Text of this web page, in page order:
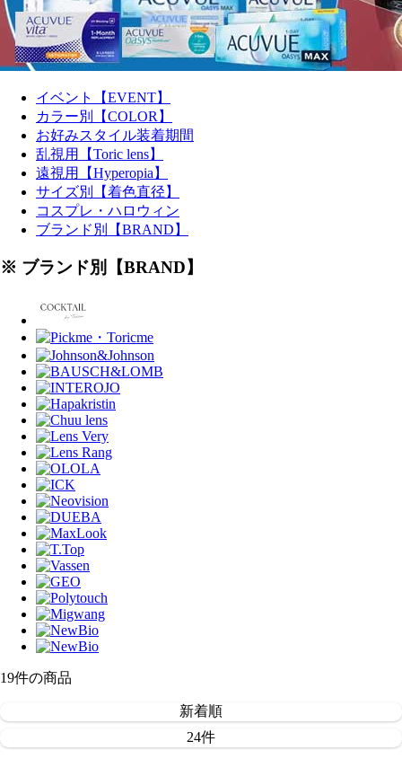
イベント【EVENT】
カラー別【COLOR】
お好みスタイル装着期間
乱視用【Toric lens】
遠視用【Hyperopia】
サイズ別【着色直径】
コスプレ・ハロウィン
ブランド別【BRAND】
※ ブランド別【BRAND】
19件の商品
新着順
24件